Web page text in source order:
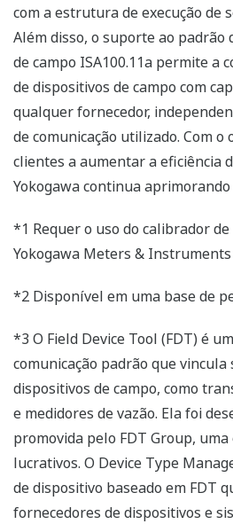
com a estrutura de execução de
Além disso, o suporte ao padrão
de campo ISA100.11a permite a
de dispositivos de campo com
qualquer fornecedor,
de comunicação utilizado. Com
clientes a aumentar a eficiência
Yokogawa continua
*1 Requer o uso do calibrador de
Yokogawa Meters &
*2 Disponível em uma base de
*3 O Field Device Tool (FDT) é
comunicação padrão que
dispositivos de campo, como
e medidores de vazão. Ela foi
promovida pelo FDT Group,
lucrativos. O Device Type
de dispositivo baseado em FDT
fornecedores de dispositivos e